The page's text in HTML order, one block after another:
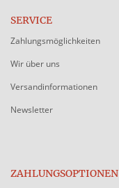
SERVICE
Zahlungsmöglichkeiten
Wir über uns
Versandinformationen
Newsletter
ZAHLUNGSOPTIONEN